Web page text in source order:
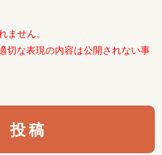
ません。
切な表現の内容は公開されない事